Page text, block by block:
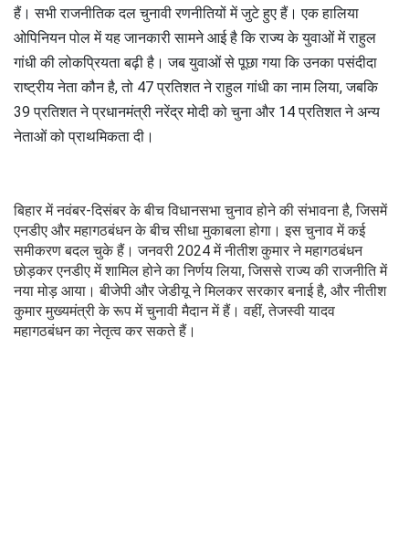
हैं। सभी राजनीतिक दल चुनावी रणनीतियों में जुटे हुए हैं। एक हालिया
ओपिनियन पोल में यह जानकारी सामने आई है कि राज्य के युवाओं में राहुल
गांधी की लोकप्रियता बढ़ी है। जब युवाओं से पूछा गया कि उनका पसंदीदा
राष्ट्रीय नेता कौन है, तो 47 प्रतिशत ने राहुल गांधी का नाम लिया, जबकि
39 प्रतिशत ने प्रधानमंत्री नरेंद्र मोदी को चुना और 14 प्रतिशत ने अन्य
नेताओं को प्राथमिकता दी।
बिहार में नवंबर-दिसंबर के बीच विधानसभा चुनाव होने की संभावना है, जिसमें
एनडीए और महागठबंधन के बीच सीधा मुकाबला होगा। इस चुनाव में कई
समीकरण बदल चुके हैं। जनवरी 2024 में नीतीश कुमार ने महागठबंधन
छोड़कर एनडीए में शामिल होने का निर्णय लिया, जिससे राज्य की राजनीति में
नया मोड़ आया। बीजेपी और जेडीयू ने मिलकर सरकार बनाई है, और नीतीश
कुमार मुख्यमंत्री के रूप में चुनावी मैदान में हैं। वहीं, तेजस्वी यादव
महागठबंधन का नेतृत्व कर सकते हैं।